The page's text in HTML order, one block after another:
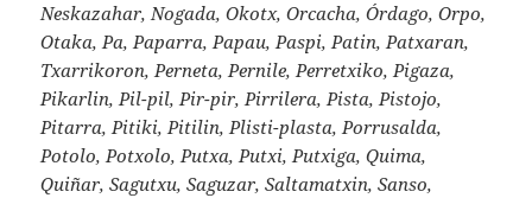
Neskazahar, Nogada, Okotx, Orcacha, Órdago, Orpo,
Otaka, Pa, Paparra, Papau, Paspi, Patin, Patxaran,
Txarrikoron, Perneta, Pernile, Perretxiko, Pigaza,
Pikarlin, Pil-pil, Pir-pir, Pirrilera, Pista, Pistojo,
Pitarra, Pitiki, Pitilin, Plisti-plasta, Porrusalda,
Potolo, Potxolo, Putxa, Putxi, Putxiga, Quima,
Quiñar, Sagutxu, Saguzar, Saltamatxin, Sanso,